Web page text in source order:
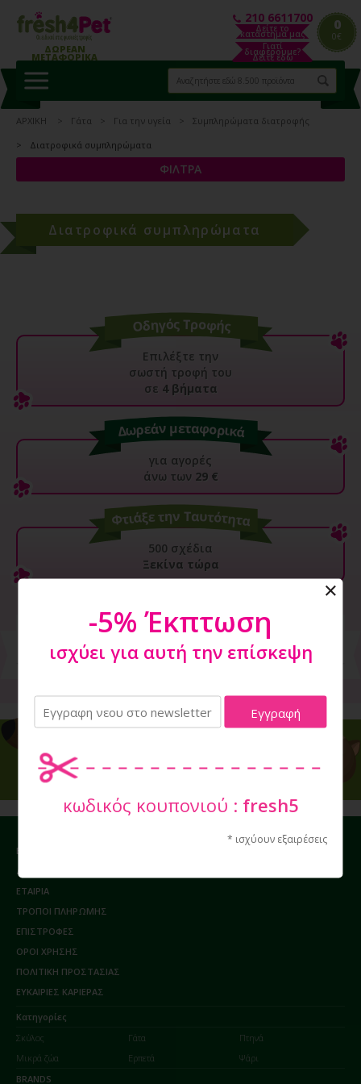
0
0€
ΔΩΡΕΑΝ
ΜΕΤΑΦΟΡΙΚΑ
Δείτε το
κατάστημα μας
Γιατί
διαφέρουμε?
Δείτε εδώ
210 6611700
ΑΡΧΙΚΗ Γάτα Για την υγεία
Συμπληρώματα διατροφής
Διατροφικά συμπληρώματα
ΦΙΛΤΡΑ
Διατροφικά συμπληρώματα
Επιλέξτε την
σωστή τροφή του
σε 4 βήματα
για αγορές
άνω των 29 €
500 σχέδια
Ξεκίνα τώρα
ΕΠΙΚΟΙΝΩΝΙΑ / ΩΡΑΡΙΟ
ΔΩΡΕΑΝ ΜΕΤΑΦΟΡΙΚΑ
ΕΤΑΙΡΙΑ
ΤΡΟΠΟΙ ΠΛΗΡΩΜΗΣ
ΕΠΙΣΤΡΟΦΕΣ
ΟΡΟΙ ΧΡΗΣΗΣ
ΠΟΛΙΤΙΚΗ ΠΡΟΣΤΑΣΙΑΣ
ΕΥΚΑΙΡΙΕΣ ΚΑΡΙΕΡΑΣ
Κατηγορίες
Σκύλος
Γάτα
Πτηνά
Μικρά ζώα
Ερπετά
Ψάρι
BRANDS
-5% Έκπτωση
ισχύει για αυτή την επίσκεψη
κωδικός κουπονιού : fresh5
* ισχύουν εξαιρέσεις